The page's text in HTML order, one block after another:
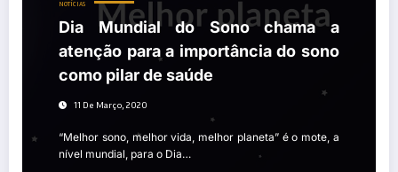
NOTÍCIAS
Dia Mundial do Sono chama a
atenção para a importância do sono
como pilar de saúde
11 De Março, 2020
“Melhor sono, melhor vida, melhor planeta” é o mote, a
nível mundial, para o Dia…